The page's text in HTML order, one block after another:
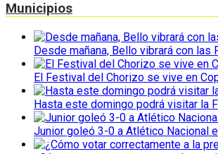
Municipios
Desde mañana, Bello vibrará con
El Festival del Chorizo se vive en
Hasta este domingo podrá visitar la
Junior goleó 3-0 a Atlético Nacional